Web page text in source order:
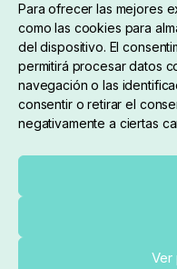
Para ofrecer las mejores
como las cookies para
del dispositivo. El
permitirá procesar datos
navegación o las
consentir o retirar el
negativamente a ciertas
Ver
Sobre nosotros